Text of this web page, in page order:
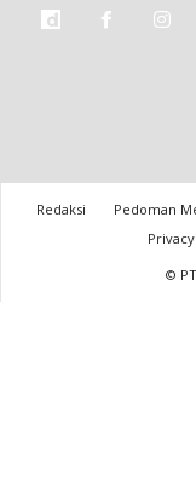
Redaksi Pedoman
©